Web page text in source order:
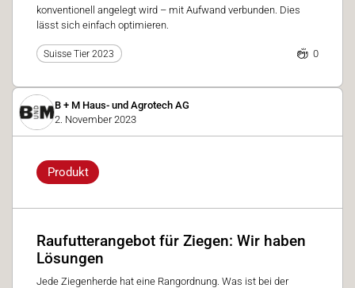
konventionell angelegt wird – mit Aufwand verbunden. Dies
lässt sich einfach optimieren.
Suisse Tier 2023 0
B + M Haus- und Agrotech AG
2. November 2023
Produkt
Raufutterangebot für Ziegen: Wir haben
Lösungen
Jede Ziegenherde hat eine Rangordnung. Was ist bei der